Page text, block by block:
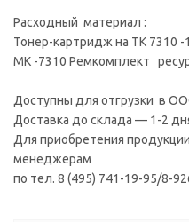
Расходный материал :
Тонер-картридж на TK 7310 -
МК -7310 Ремкомплект
Доступны для отгрузки в
Доставка до склада — 1-2
Для приобретения
менеджерам
по тел. 8 (495) 741-19-95/8-